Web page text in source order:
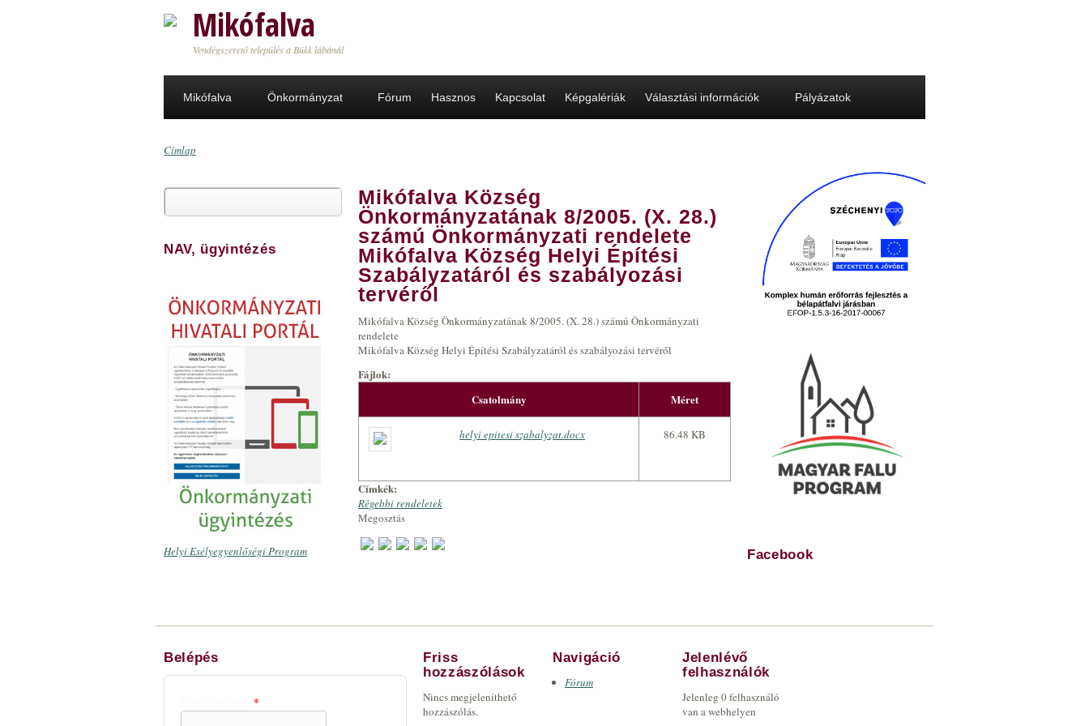
Mikófalva
Vendégszerető település a Bükk lábánál
Mikófalva Önkormányzat Fórum Hasznos Kapcsolat Képgalériák Választási információk Pályázatok
Címlap
Keresés
NAV, ügyintézés
Helyi Esélyegyenlőségi Program
Mikófalva Község
Önkormányzatának 8/2005. (X. 28.)
számú Önkormányzati rendelete
Mikófalva Község Helyi Építési
Szabályzatáról és szabályozási
tervéről
Mikófalva Község Önkormányzatának 8/2005. (X. 28.) számú Önkormányzati
rendelete
Mikófalva Község Helyi Építési Szabályzatáról és szabályozási tervéről
Fájlok:
Csatolmány
Méret
helyi epitesi szabalyzat.docx 86.48 KB
Címkék:
Régebbi rendeletek
Megosztás
Facebook
Belépés
*
Friss
hozzászólások
Nincs megjeleníthető
hozzászólás.
Navigáció
Fórum
Jelenlévő
felhasználók
Jelenleg 0 felhasználó
van a webhelyen